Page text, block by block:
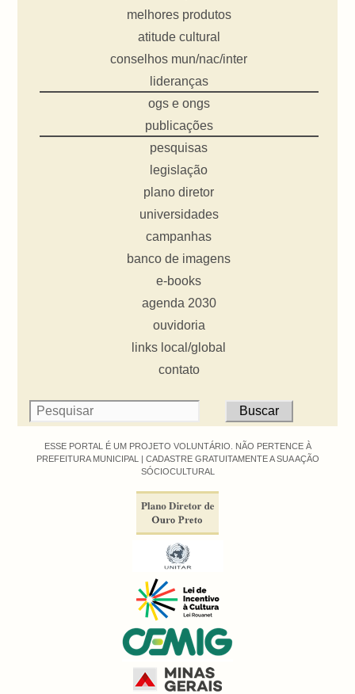
melhores produtos
atitude cultural
conselhos mun/nac/inter
lideranças
ogs e ongs
publicações
pesquisas
legislação
plano diretor
universidades
campanhas
banco de imagens
e-books
agenda 2030
ouvidoria
links local/global
contato
ESSE PORTAL É UM PROJETO VOLUNTÁRIO. NÃO PERTENCE À
PREFEITURA MUNICIPAL | CADASTRE GRATUITAMENTE A SUA AÇÃO
SÓCIOCULTURAL